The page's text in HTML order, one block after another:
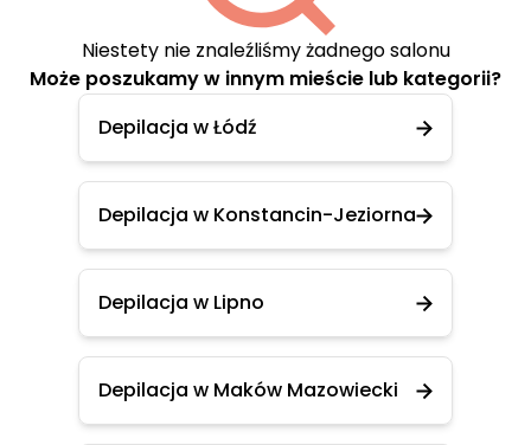
Niestety nie znaleźliśmy żadnego salonu
Może poszukamy w innym mieście lub kategorii?
Depilacja w Łódź
Depilacja w Konstancin-Jeziorna
Depilacja w Lipno
Depilacja w Maków Mazowiecki